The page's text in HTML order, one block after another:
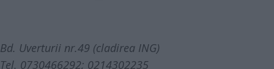
Bd. Uverturii nr.49 (cladirea ING)
Tel. 0730466292; 0214302235